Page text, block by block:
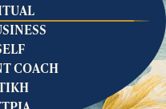
COACH